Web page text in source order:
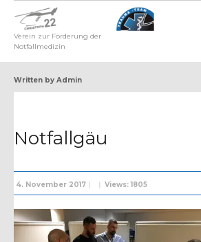
Verein zur Förderung der
Notfallmedizin
Written by Admin
Notfallgäu
4. November 2017 | | Views: 1805